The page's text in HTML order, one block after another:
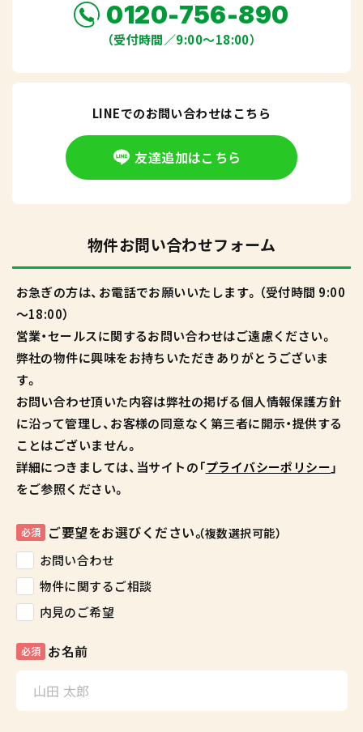
0120-756-890
（受付時間／9:00〜18:00）
LINEでのお問い合わせはこちら
友達追加はこちら
物件お問い合わせフォーム
お急ぎの方は、お電話でお願いいたします。（受付時間 9:00
～18:00）
営業・セールスに関するお問い合わせはご遠慮ください。
弊社の物件に興味をお持ちいただきありがとうございま
す。
お問い合わせ頂いた内容は弊社の掲げる個人情報保護方針
に沿って管理し、お客様の同意なく第三者に開示・提供する
ことはございません。
詳細につきましては、当サイトの「プライバシーポリシー」
をご参照ください。
必須 ご要望をお選びください。（複数選択可能）
お問い合わせ
物件に関するご相談
内見のご希望
必須 お名前